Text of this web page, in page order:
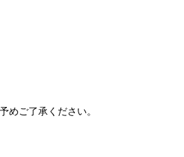
めご了承ください。